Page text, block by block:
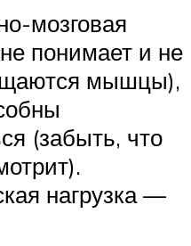
мозговая
понимает и не
мышцы),
(забыть, что
нагрузка —